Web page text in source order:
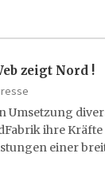
zeigt Nord !
Umsetzung
ihre
einer